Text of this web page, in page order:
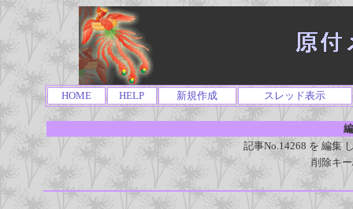
HOME HELP 新規作成 スレッド表示
記事No.14268 を 編集
削除キ